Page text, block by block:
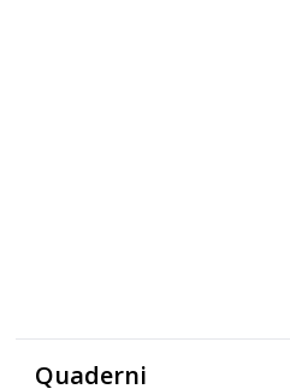
Quaderni